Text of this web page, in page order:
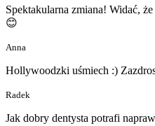
Spektakularna zmiana! Widać,
😊
Anna
Hollywoodzki uśmiech :)
Radek
Jak dobry dentysta potrafi